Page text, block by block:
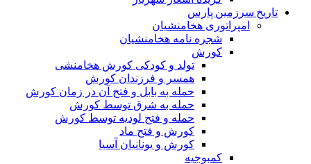
تاریخ سرزمین پارس
امپراتوری هخامنشیان
شجره نامه هخامنشیان
کورش
تولد و کودکی کورش هخامنشی
همسر و فرزندان کورش
حمله به بابل و فتح آن در زمان کورش
حمله به شرق توسط کورش
حمله و فتح لودیه توسط کورش
کورش و فتح ماد
کورش و یونانیان آسیا
کمبوجیه